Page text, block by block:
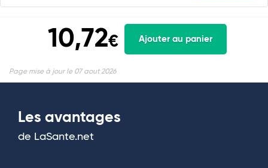
10,72€ Ajouter au panier
Page mise à jour le 07 aout 2026
Les avantages
de LaSante.net